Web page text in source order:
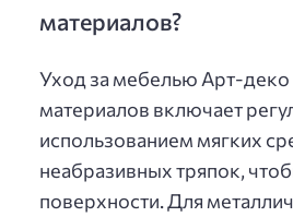
материалов?
Уход за мебелью Арт-
материалов включает
использованием мягких
неабразивных тряпок,
поверхности. Для